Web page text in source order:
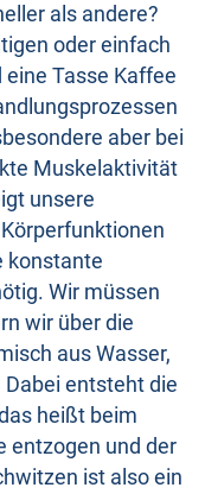
als andere?
oder einfach
Tasse Kaffee
aber bei
Muskelaktivität
unsere
konstante
Wir müssen
wir über die
aus Wasser,
entsteht die
heißt beim
entzogen und der
ist also ein